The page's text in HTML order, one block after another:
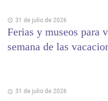
31 de julio de 2026
Ferias y museos para
semana de las
31 de julio de 2026